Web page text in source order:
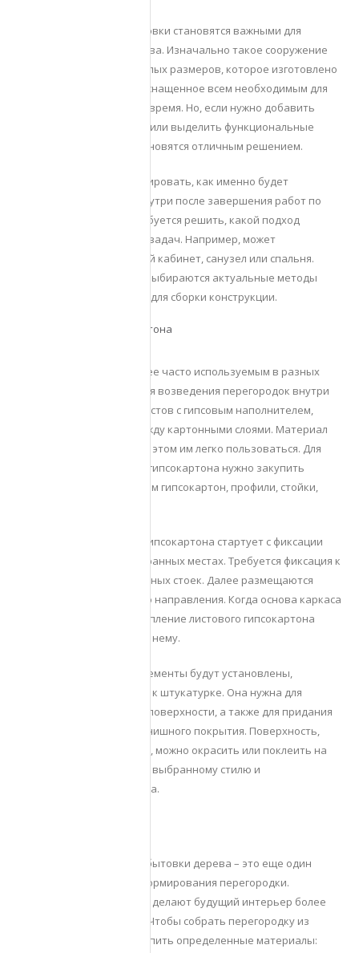
Перегородки внутри бытовки становятся важными для
обустройства пространства. Изначально такое сооружение
имеет вид помещения малых размеров, которое изготовлено
из металла или дерева, оснащенное всем необходимым для
использования короткое время. Но, если нужно добавить
определенную изоляцию или выделить функциональные
зоны, то перегородки становятся отличным решением.
Сначала требуется спланировать, как именно будет
выглядеть помещение внутри после завершения работ по
монтажу перестенка. Требуется решить, какой подход
практикуется к решению задач. Например, может
потребоваться отдельный кабинет, санузел или спальня.
Когда цели определены, выбираются актуальные методы
возведения и материалы для сборки конструкции.
Перегородка из гипсокартона
Гипсокартон стал наиболее часто используемым в разных
ситуациях материалом для возведения перегородок внутри
бытовок. Он имеет вид листов с гипсовым наполнителем,
которые помещаются между картонными слоями. Материал
достаточно прочный, при этом им легко пользоваться. Для
монтажа перегородок из гипсокартона нужно закупить
определенные товары: сам гипсокартон, профили, стойки,
Монтаж перегородок из гипсокартона стартует с фиксации
профилей и стоек на выбранных местах. Требуется фиксация к
потолку и полу вертикальных стоек. Далее размещаются
профили горизонтального направления. Когда основа каркаса
собрана, допускается крепление листового гипсокартона
посредством саморезов к нему.
Когда гипсокартонные элементы будут установлены,
разрешается переходить к штукатурке. Она нужна для
выравнивания стеновой поверхности, а также для придания
перегородке гладкого финишного покрытия. Поверхность,
которая получена в итоге, можно окрасить или поклеить на
нее обои соответственно выбранному стилю и
предпочтениям владельца.
Внедрение в оснащение бытовки дерева – это еще один
интересный способ для формирования перегородки.
Деревянные конструкции делают будущий интерьер более
теплым и оригинальным. Чтобы собрать перегородку из
дерева, необходимо закупить определенные материалы: